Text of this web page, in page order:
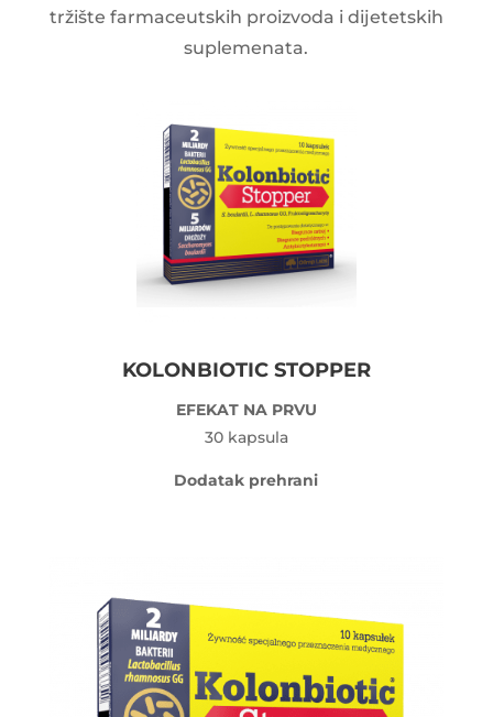
tržište farmaceutskih proizvoda i dijetetskih
suplemenata.
KOLONBIOTIC STOPPER
EFEKAT NA PRVU
30 kapsula
Dodatak prehrani